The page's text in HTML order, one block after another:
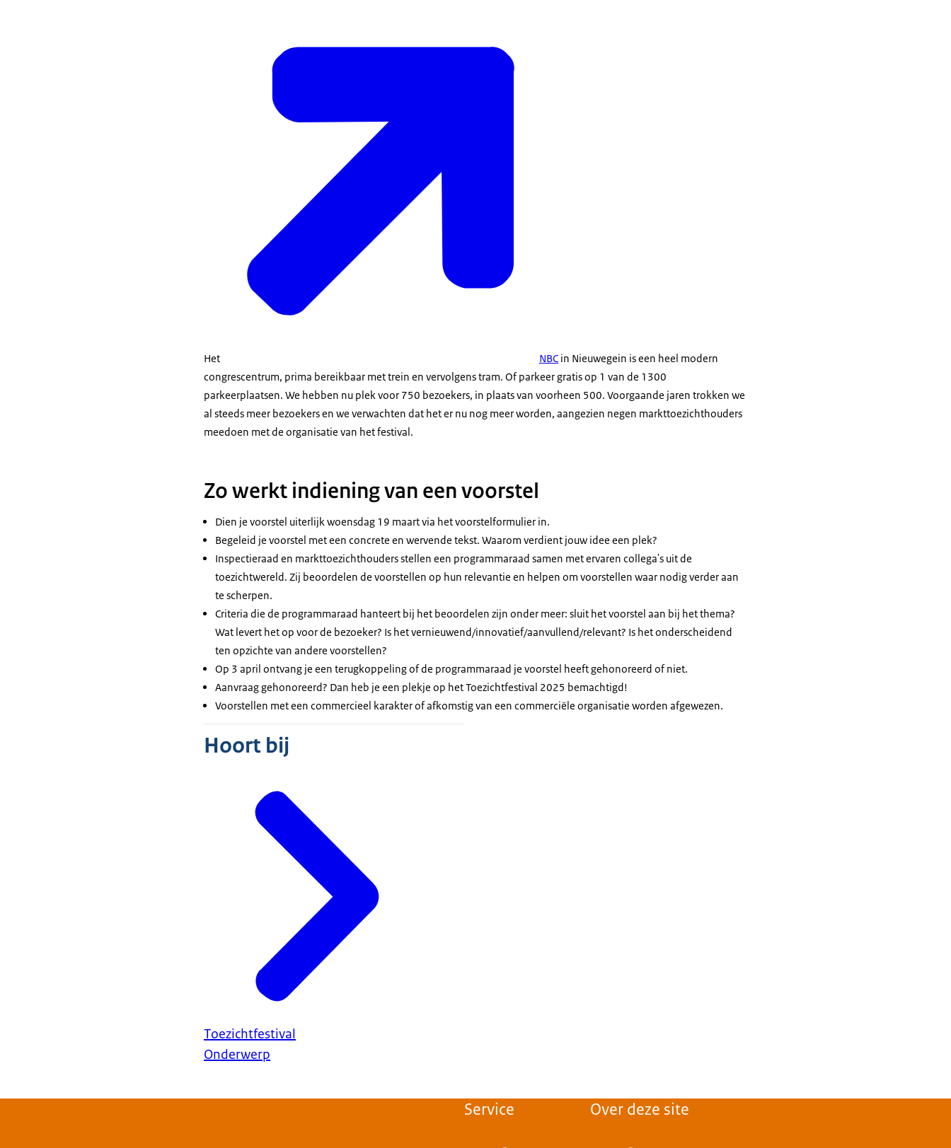
Het NBC in Nieuwegein is een heel modern
congrescentrum, prima bereikbaar met trein en vervolgens tram. Of parkeer gratis op 1 van de 1300
parkeerplaatsen. We hebben nu plek voor 750 bezoekers, in plaats van voorheen 500. Voorgaande jaren trokken we
al steeds meer bezoekers en we verwachten dat het er nu nog meer worden, aangezien negen markttoezichthouders
meedoen met de organisatie van het festival.
Zo werkt indiening van een voorstel
Dien je voorstel uiterlijk woensdag 19 maart via het voorstelformulier in.
Begeleid je voorstel met een concrete en wervende tekst. Waarom verdient jouw idee een plek?
Inspectieraad en markttoezichthouders stellen een programmaraad samen met ervaren collega's uit de
toezichtwereld. Zij beoordelen de voorstellen op hun relevantie en helpen om voorstellen waar nodig verder aan
te scherpen.
Criteria die de programmaraad hanteert bij het beoordelen zijn onder meer: sluit het voorstel aan bij het thema?
Wat levert het op voor de bezoeker? Is het vernieuwend/innovatief/aanvullend/relevant? Is het onderscheidend
ten opzichte van andere voorstellen?
Op 3 april ontvang je een terugkoppeling of de programmaraad je voorstel heeft gehonoreerd of niet.
Aanvraag gehonoreerd? Dan heb je een plekje op het Toezichtfestival 2025 bemachtigd!
Voorstellen met een commercieel karakter of afkomstig van een commerciële organisatie worden afgewezen.
Hoort bij
Toezichtfestival
Onderwerp
Service Over deze site